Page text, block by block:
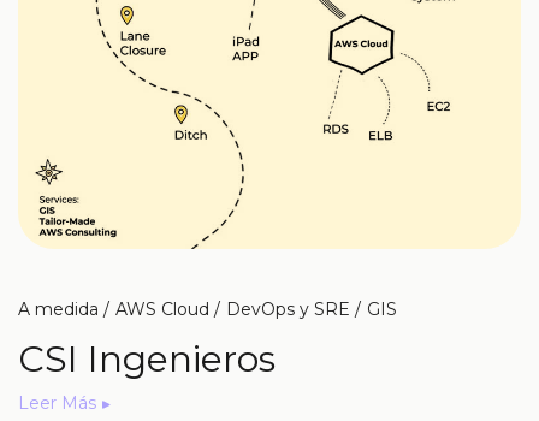
A medida AWS Cloud DevOps y SRE GIS
CSI Ingenieros
Leer Más